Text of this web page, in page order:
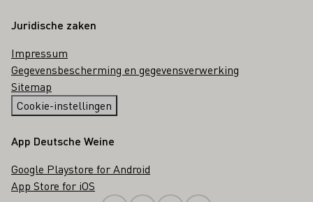
Juridische zaken
Impressum
Gegevensbescherming en gegevensverwerking
Sitemap
Cookie-instellingen
App Deutsche Weine
Google Playstore for Android
App Store for iOS